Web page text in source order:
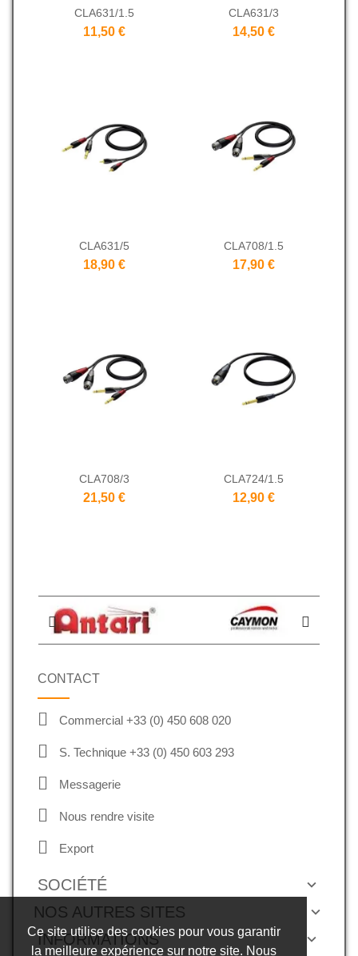
Ce site utilise des cookies pour vous garantir
la meilleure expérience sur notre site. Nous
CLA631/1.5
11,50 €
CLA631/3
14,50 €
CLA631/5
18,90 €
CLA708/1.5
17,90 €
CLA708/3
21,50 €
CLA724/1.5
12,90 €
CONTACT
Commercial +33 (0) 450 608 020
S. Technique +33 (0) 450 603 293
Messagerie
Nous rendre visite
Export
SOCIÉTÉ
NOS AUTRES SITES
INFORMATIONS